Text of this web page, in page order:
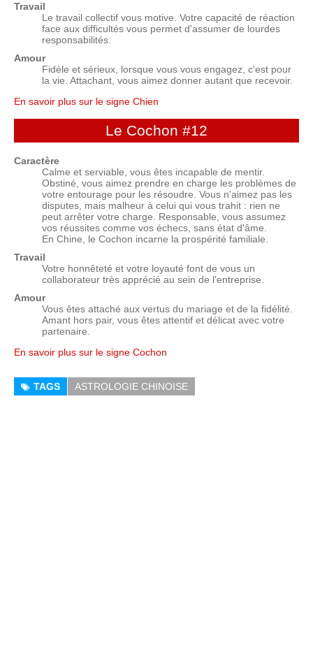
Travail
Le travail collectif vous motive. Votre capacité de réaction
face aux difficultés vous permet d'assumer de lourdes
responsabilités.
Amour
Fidèle et sérieux, lorsque vous vous engagez, c'est pour
la vie. Attachant, vous aimez donner autant que recevoir.
En savoir plus sur le signe Chien
Le Cochon #12
Caractère
Calme et serviable, vous êtes incapable de mentir.
Obstiné, vous aimez prendre en charge les problèmes de
votre entourage pour les résoudre. Vous n'aimez pas les
disputes, mais malheur à celui qui vous trahit : rien ne
peut arrêter votre charge. Responsable, vous assumez
vos réussites comme vos échecs, sans état d'âme.
En Chine, le Cochon incarne la prospérité familiale.
Travail
Votre honnêteté et votre loyauté font de vous un
collaborateur très apprécié au sein de l'entreprise.
Amour
Vous êtes attaché aux vertus du mariage et de la fidélité.
Amant hors pair, vous êtes attentif et délicat avec votre
partenaire.
En savoir plus sur le signe Cochon
TAGS ASTROLOGIE CHINOISE